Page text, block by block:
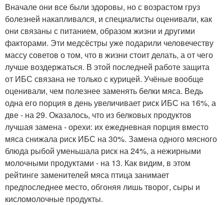
Вначале они все были здоровы, но с возрастом груз
болезней накапливался, и специалисты оценивали, как
они связаны с питанием, образом жизни и другими
факторами. Эти медсёстры уже подарили человечеству
массу советов о том, что в жизни стоит делать, а от чего
лучше воздержаться. В этой последней работе защита
от ИБС связана не только с курицей. Учёные вообще
оценивали, чем полезнее заменять белки мяса. Ведь
одна его порция в день увеличивает риск ИБС на 16%, а
две - на 29. Оказалось, что из белковых продуктов
лучшая замена - орехи: их ежедневная порция вместо
мяса снижала риск ИБС на 30%. Замена одного мясного
блюда рыбой уменьшала риск на 24%, а нежирными
молочными продуктами - на 13. Как видим, в этом
рейтинге заменителей мяса птица занимает
предпоследнее место, обгоняя лишь творог, сыры и
кисломолочные продукты.